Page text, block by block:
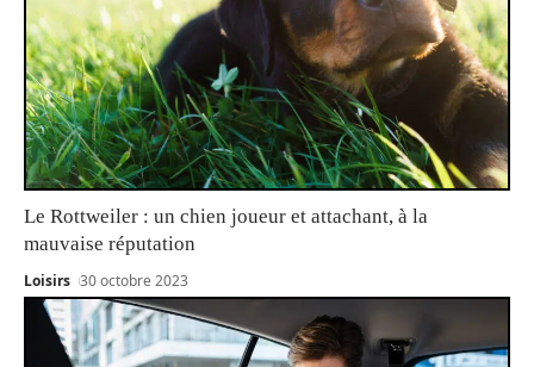
Le Rottweiler : un chien joueur et attachant, à la
mauvaise réputation
Loisirs 30 octobre 2023